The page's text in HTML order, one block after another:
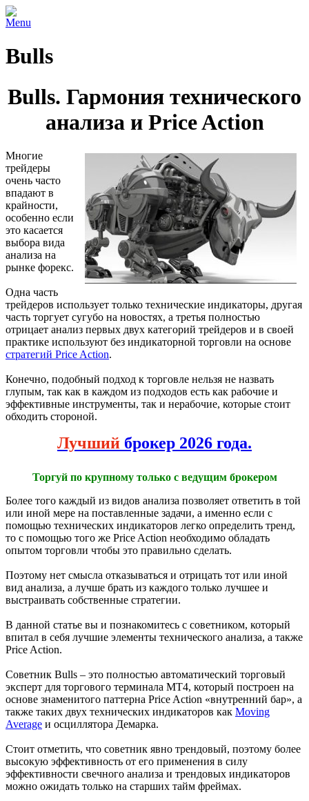
Menu
Bulls
Bulls. Гармония технического
анализа и Price Action
Многие
трейдеры
очень часто
впадают в
крайности,
особенно если
это касается
выбора вида
анализа на
рынке форекс.
Одна часть
трейдеров использует только технические индикаторы, другая
часть торгует сугубо на новостях, а третья полностью
отрицает анализ первых двух категорий трейдеров и в своей
практике используют без индикаторной торговли на основе
стратегий Price Action.
Конечно, подобный подход к торговле нельзя не назвать
глупым, так как в каждом из подходов есть как рабочие и
эффективные инструменты, так и нерабочие, которые стоит
обходить стороной.
Лучший брокер 2026 года.
Торгуй по крупному только с ведущим брокером
Более того каждый из видов анализа позволяет ответить в той
или иной мере на поставленные задачи, а именно если с
помощью технических индикаторов легко определить тренд,
то с помощью того же Price Action необходимо обладать
опытом торговли чтобы это правильно сделать.
Поэтому нет смысла отказываться и отрицать тот или иной
вид анализа, а лучше брать из каждого только лучшее и
выстраивать собственные стратегии.
В данной статье вы и познакомитесь с советником, который
впитал в себя лучшие элементы технического анализа, а также
Price Action.
Советник Bulls – это полностью автоматический торговый
эксперт для торгового терминала МТ4, который построен на
основе знаменитого паттерна Price Action «внутренний бар», а
также таких двух технических индикаторов как Moving
Average и осциллятора Демарка.
Стоит отметить, что советник явно трендовый, поэтому более
высокую эффективность от его применения в силу
эффективности свечного анализа и трендовых индикаторов
можно ожидать только на старших тайм фреймах.